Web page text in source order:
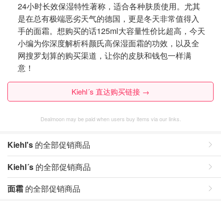
24小时长效保湿特性著称，适合各种肤质使用。尤其
是在总有极端恶劣天气的德国，更是冬天非常值得入
手的面霜。想购买的话125ml大容量性价比超高，今天
小编为你深度解析科颜氏高保湿面霜的功效，以及全
网搜罗划算的购买渠道，让你的皮肤和钱包一样满
意！
Kiehl´s 直达购买链接 →
Dealmoon may be paid when users buy items via our links.
Kiehl's 的全部促销商品
Kiehl´s 的全部促销商品
面霜 的全部促销商品